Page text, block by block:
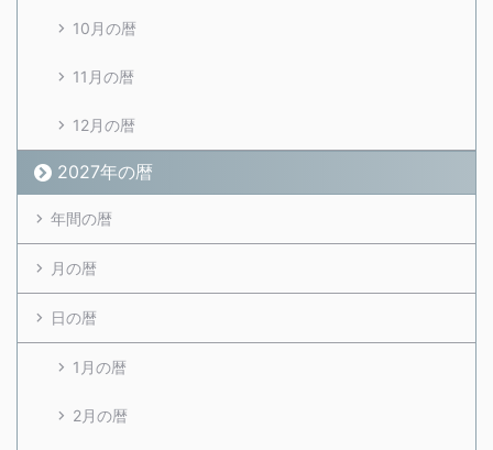
10月の暦
11月の暦
12月の暦
2027年の暦
年間の暦
月の暦
日の暦
1月の暦
2月の暦